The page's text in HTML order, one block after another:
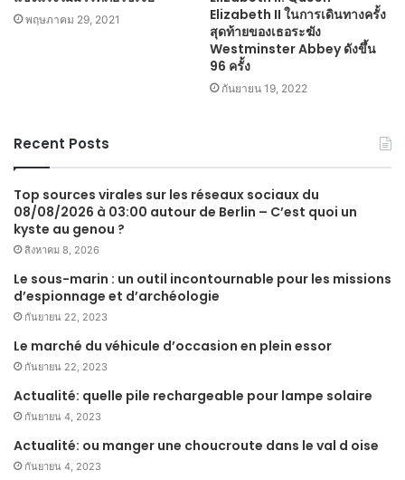
พฤษภาคม 29, 2021
Elizabeth II ในการเดินทางครั้ง
สุดท้ายของเธอระฆัง
Westminster Abbey ดังขึ้น
96 ครั้ง
กันยายน 19, 2022
Recent Posts
Top sources virales sur les réseaux sociaux du
08/08/2026 à 03:00 autour de Berlin – C’est quoi un
kyste au genou ?
สิงหาคม 8, 2026
Le sous-marin : un outil incontournable pour les missions
d’espionnage et d’archéologie
กันยายน 22, 2023
Le marché du véhicule d’occasion en plein essor
กันยายน 22, 2023
Actualité: quelle pile rechargeable pour lampe solaire
กันยายน 4, 2023
Actualité: ou manger une choucroute dans le val d oise
กันยายน 4, 2023